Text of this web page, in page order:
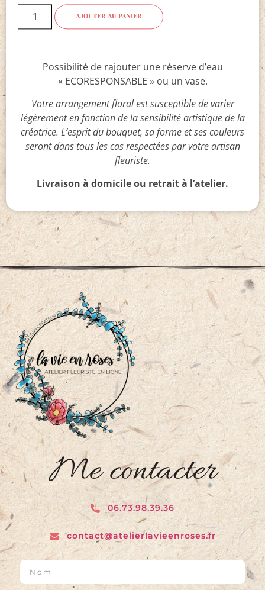
AJOUTER AU PANIER
Possibilité de rajouter une réserve d’eau
« ECORESPONSABLE » ou un vase.
Votre arrangement floral est susceptible de varier
légèrement en fonction de la sensibilité artistique de la
créatrice. L’esprit du bouquet, sa forme et ses couleurs
seront dans tous les cas respectées par votre artisan
fleuriste.
Livraison à domicile ou retrait à l’atelier.
Me contacter
06.73.98.39.36
contact@atelierlavieenroses.fr